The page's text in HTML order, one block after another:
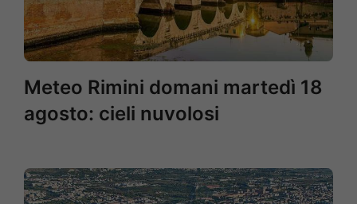
Meteo Rimini domani martedì 18
agosto: cieli nuvolosi